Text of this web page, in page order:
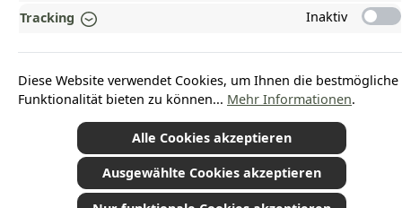
Vertrag widerrufen
UNSERE COMMUNITIES
*Alle Preise inkl. gesetzl. Mehrwertsteuer zzgl.Versandkostenund ggf.
Nachnahmegebühren, wenn nicht anders angegeben.
© 2026 Plamundo GmbH - Alle Rechte vorbehalten. Theme by
ThemeWare®
Tracking
Inaktiv
Diese Website verwendet Cookies, um Ihnen die bestmögliche
Funktionalität bieten zu können... Mehr Informationen.
Alle Cookies akzeptieren
Ausgewählte Cookies akzeptieren